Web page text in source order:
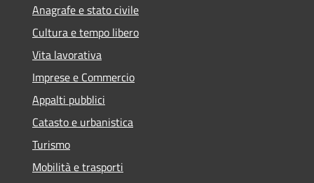
Anagrafe e stato civile
Cultura e tempo libero
Vita lavorativa
Imprese e Commercio
Appalti pubblici
Catasto e urbanistica
Turismo
Mobilità e trasporti